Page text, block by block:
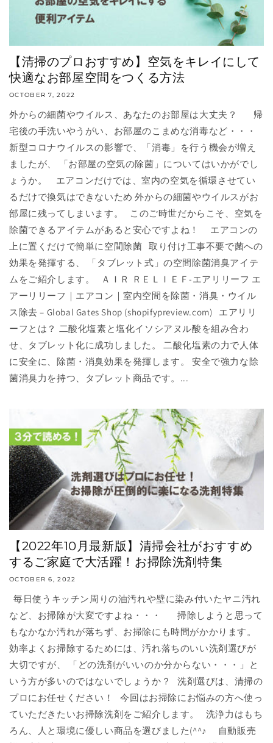
【清掃のプロおすすめ】空気をキレイにして
快適なお部屋空間をつくる方法
OCTOBER 7, 2022
外からの細菌やウイルス、あなたのお部屋は大丈夫？ 帰
宅後の手洗いやうがい、お部屋のこまめな消毒など・・・
新型コロナウイルスの影響で、「消毒」を行う機会が増え
ましたが、 「お部屋の空気の除菌」についてはいかがでし
ょうか。 エアコンだけでは、室内の空気を循環させてい
るだけで換気はできないため 外からの細菌やウイルスがお
部屋に残ってしまいます。 このご時世だからこそ、空気を
除菌できるアイテムがあると安心ですよね！ エアコンの
上に置くだけで簡単に空間除菌 取り付け工事不要で菌への
効果を発揮する、 「タブレット式」の空間除菌消臭アイテ
ムをご紹介します。 ＡＩＲ ＲＥＬＩＥＦ-エアリリーフ エ
アーリリーフ｜エアコン｜室内空間を除菌・消臭・ウイル
ス除去 – Global Gates Shop (shopifypreview.com) エアリリ
ーフとは？ 二酸化塩素と塩化イソシアヌル酸を組み合わ
せ、タブレット化に成功しました。 二酸化塩素の力で人体
に安全に、除菌・消臭効果を発揮します。 安全で強力な除
菌消臭力を持つ、タブレット商品です。...
【2022年10月最新版】清掃会社がおすすめ
するご家庭で大活躍！お掃除洗剤特集
OCTOBER 6, 2022
毎日使うキッチン周りの油汚れや壁に染み付いたヤニ汚れ
など、お掃除が大変ですよね・・・ 掃除しようと思って
もなかなか汚れが落ちず、お掃除にも時間がかかります。
効率よくお掃除するためには、汚れ落ちのいい洗剤選びが
大切ですが、 「どの洗剤がいいのか分からない・・・」と
いう方が多いのではないでしょうか？ 洗剤選びは、清掃の
プロにお任せください！ 今回はお掃除にお悩みの方へ使っ
ていただきたいお掃除洗剤をご紹介します。 洗浄力はもち
ろん、人と環境に優しい商品を選びました(^^♪ 自動販売